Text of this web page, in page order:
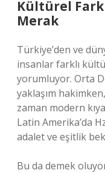
Kültürel
Merak
Türkiye’den ve
insanlar farklı
yorumluyor. Orta
yaklaşım
zaman modern
Latin Amerika’da
adalet ve eşitlik
Bu da demek